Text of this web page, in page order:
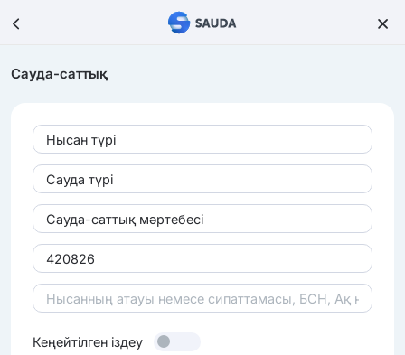
Сауда-саттық
Нысан түрі
Сауда түрі
Сауда-саттық мәртебесі
Кеңейтілген іздеу